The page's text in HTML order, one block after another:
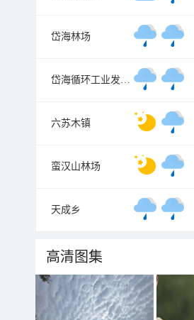
岱海林场
岱海循环工业发展区
六苏木镇
蛮汉山林场
天成乡
高清图集